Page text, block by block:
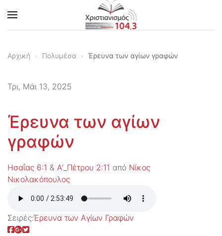
Skip to main content
Αρχική Πολυμέσα Έρευνα των αγίων γραφών
Τρι, Μάι 13, 2025
Έρευνα των αγίων
γραφών
Ησαΐας 6:1 & Α'_Πέτρου 2:11 από Νίκος
Νικολακόπουλος
Σειρές:Έρευνα των Αγίων Γραφών